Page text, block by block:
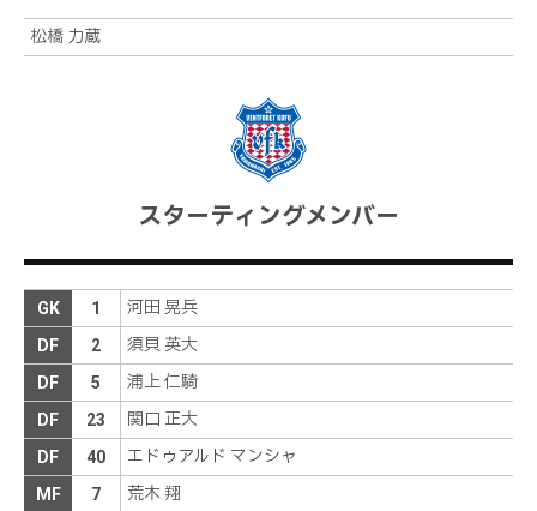
後半0分
前半終了。０－１と、アウェイの新潟のリードで試合を折り
自陣の深くまでボールを運ばれるが、堅い守備ブロ
ックを形成し、チャンスを作らせない
前半32分
ペナルティエリア手前の左でボールを受けた小見が
右サイドの松田へ展開する。松田は左足でクロスを
送り、これに伊藤がヘディングで合わせる。しか
し、ゴールには至らない
前半29分
右サイドで藤原がパスを受け、ドリブルで持ち上が
る。藤原は右サイドの敵陣中央からクロスを送る
も、ペナルティエリア中央でＤＦにクリアされてし
まう
前半23分
松橋 力蔵
スターティングメンバー
GK 1 河田 晃兵
DF 2 須貝 英大
DF 5 浦上 仁騎
DF 23 関口 正大
DF 40 エドゥアルド マンシャ
MF 7 荒木 翔